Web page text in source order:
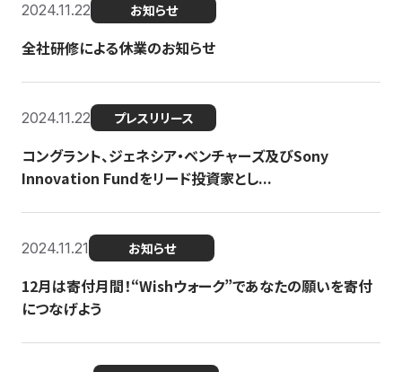
2024.11.22 お知らせ
全社研修による休業のお知らせ
2024.11.22 プレスリリース
コングラント、ジェネシア・ベンチャーズ及びSony
Innovation Fundをリード投資家とし...
2024.11.21 お知らせ
12月は寄付月間！“Wishウォーク”であなたの願いを寄付
につなげよう